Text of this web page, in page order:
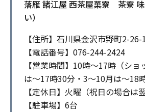
落雁 諸江屋 西茶屋菓寮 茶寮
い）
【住所】石川県金沢市野町2-26-1
【電話番号】076-244-2424
【営業時間】10時～17時（ショ
は～17時30分・3～10月は～18時
【定休日】火曜（祝日の場合は翌
【駐車場】6台